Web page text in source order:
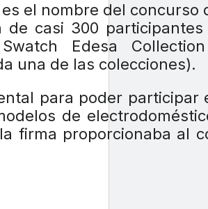
el nombre del concurso
de casi 300
Edesa
una de las colecciones).
para poder participar
de
firma proporcionaba al